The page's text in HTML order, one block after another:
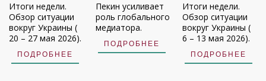
Итоги недели.
Обзор ситуации
вокруг Украины (
20 – 27 мая 2026).
ПОДРОБНЕЕ
Пекин усиливает
роль глобального
медиатора.
ПОДРОБНЕЕ
Итоги недели.
Обзор ситуации
вокруг Украины (
6 – 13 мая 2026).
ПОДРОБНЕЕ